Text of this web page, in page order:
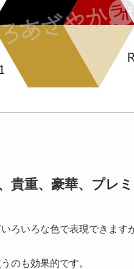
貴重、豪華、プレ
ろいろな色で表現できま
のも効果的です。